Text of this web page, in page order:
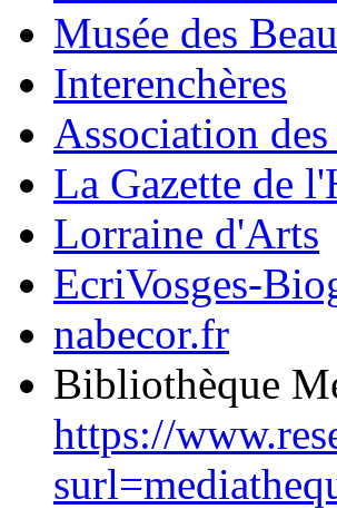
Musée des
Interenchères
Association
La Gazette de
Lorraine d'Arts
EcriVosges-
nabecor.fr
Bibliothèque
https://